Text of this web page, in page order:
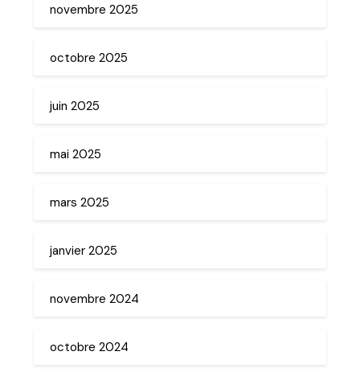
novembre 2025
octobre 2025
juin 2025
mai 2025
mars 2025
janvier 2025
novembre 2024
octobre 2024